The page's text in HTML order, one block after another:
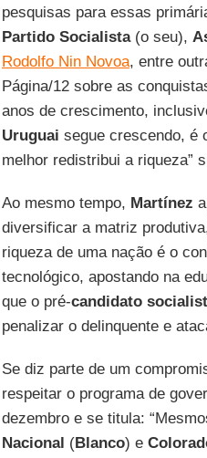
pesquisas para essas
Partido Socialista(o seu),
Rodolfo Nin Novoa, entre
Página/12 sobre as
anos de crescimento,
Uruguai segue crescendo, é
melhor redistribui a riqueza”
Ao mesmo tempo, Martínez
diversificar a matriz
riqueza de uma nação é o
tecnológico, apostando na
que o pré-candidato
penalizar o delinquente e
Se diz parte de um
respeitar o programa de
dezembro e se titula:
Nacional (Blanco) e